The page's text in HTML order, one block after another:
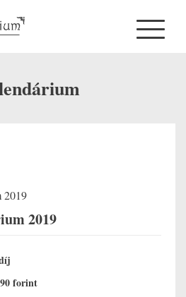
2019
forint